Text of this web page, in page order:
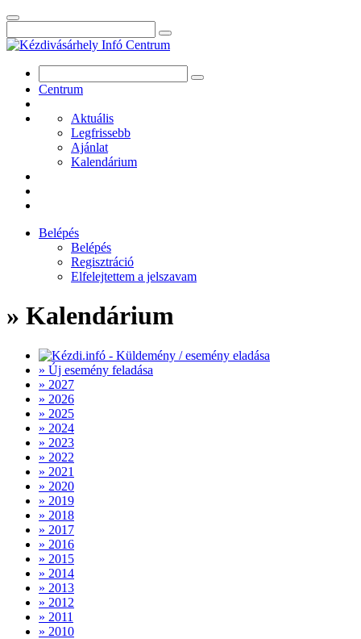
Centrum
Aktuális
Legfrissebb
Ajánlat
Kalendárium
Belépés
Belépés
Regisztráció
Elfelejtettem a jelszavam
» Kalendárium
» Új esemény feladása
» 2027
» 2026
» 2025
» 2024
» 2023
» 2022
» 2021
» 2020
» 2019
» 2018
» 2017
» 2016
» 2015
» 2014
» 2013
» 2012
» 2011
» 2010